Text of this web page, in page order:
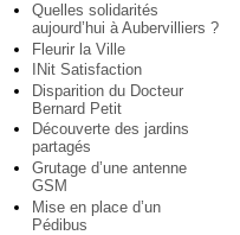
Quelles solidarités
aujourd’hui à Aubervilliers ?
Fleurir la Ville
INit Satisfaction
Disparition du Docteur
Bernard Petit
Découverte des jardins
partagés
Grutage d’une antenne
GSM
Mise en place d’un
Pédibus